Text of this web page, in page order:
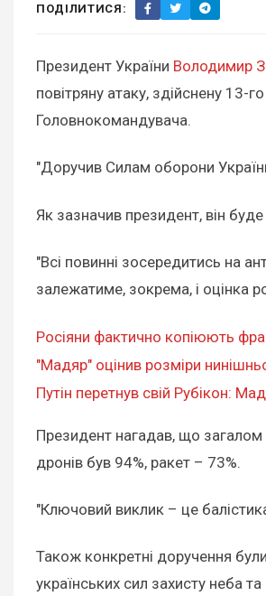
ПОДІЛИТИСЯ:
Президент України Володимир
повітряну атаку, здійснену 13-
Головнокомандувача.
"Доручив Силам оборони
Як зазначив президент, він
"Всі повинні зосередитись на
залежатиме, зокрема, і оцінка
Росіяни фактично копіюють
"Мадяр" оцінив розміри
Путін перетнув свій Рубікон:
Президент нагадав, що загалом
дронів був 94%, ракет – 73%.
"Ключовий виклик – це
Також конкретні доручення
українських сил захисту неба